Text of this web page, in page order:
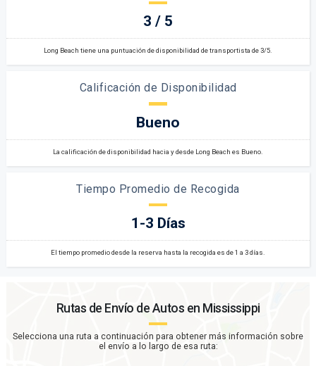
3 / 5
Long Beach tiene una puntuación de disponibilidad de transportista de 3/5.
Calificación de Disponibilidad
Bueno
La calificación de disponibilidad hacia y desde Long Beach es Bueno.
Tiempo Promedio de Recogida
1-3 Días
El tiempo promedio desde la reserva hasta la recogida es de 1 a 3 días.
Rutas de Envío de Autos en Mississippi
Selecciona una ruta a continuación para obtener más información sobre
el envío a lo largo de esa ruta: